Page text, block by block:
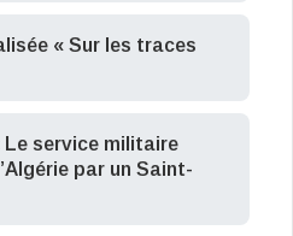
« Sur les traces
Le service militaire
par un Saint-